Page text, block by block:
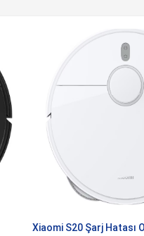
Xiaomi S20 Şarj Hatası